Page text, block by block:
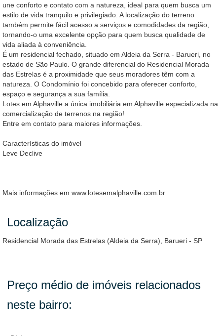
une conforto e contato com a natureza, ideal para quem busca um
estilo de vida tranquilo e privilegiado. A localização do terreno
também permite fácil acesso a serviços e comodidades da região,
tornando-o uma excelente opção para quem busca qualidade de
vida aliada à conveniência.
É um residencial fechado, situado em Aldeia da Serra - Barueri, no
estado de São Paulo. O grande diferencial do Residencial Morada
das Estrelas é a proximidade que seus moradores têm com a
natureza. O Condomínio foi concebido para oferecer conforto,
espaço e segurança a sua família.
Lotes em Alphaville a única imobiliária em Alphaville especializada na
comercialização de terrenos na região!
Entre em contato para maiores informações.
Características do imóvel
Leve Declive
Mais informações em www.lotesemalphaville.com.br
Localização
Residencial Morada das Estrelas (Aldeia da Serra), Barueri - SP
Preço médio de imóveis relacionados
neste bairro: